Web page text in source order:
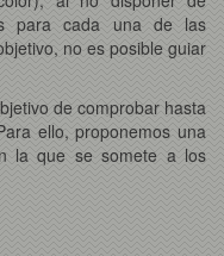
para cada una de las
no es posible guiar
de comprobar hasta
ello, proponemos una
la que se somete a los